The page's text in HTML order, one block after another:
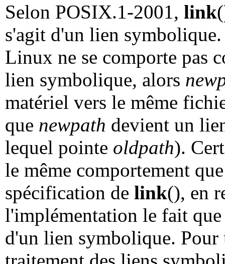
Selon POSIX.1-2001, link
s'agit d'un lien
Linux ne se comporte pas
lien symbolique, alors
matériel vers le même
que newpath devient un
lequel pointe oldpath).
le même comportement
spécification de link(), en
l'implémentation le fait
d'un lien symbolique.